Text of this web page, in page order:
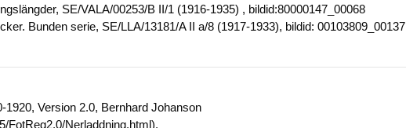
SE/VALA/00253/B II/1 (1916-1935) , bildid:80000147_00068
Bunden serie, SE/LLA/13181/A II a/8 (1917-1933), bildid: 00103809_00137
Version 2.0, Bernhard Johanson
FotReg2.0/Nerladdning.html).